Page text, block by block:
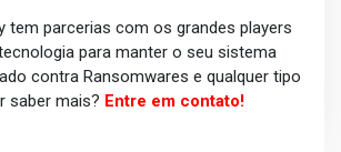
tem parcerias com os grandes players
para manter o seu sistema
contra Ransomwares e qualquer tipo
saber mais? Entre em contato!